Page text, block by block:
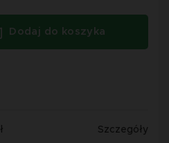
Dodaj do koszyka
Szczegóły